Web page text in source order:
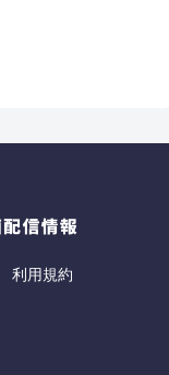
利用規約